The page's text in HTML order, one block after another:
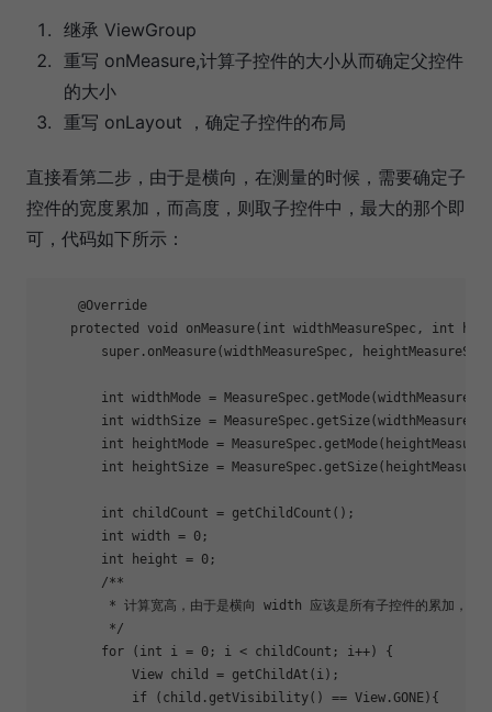
继承 ViewGroup
重写 onMeasure,计算子控件的大小从而确定父控件
的大小
重写 onLayout ，确定子控件的布局
直接看第二步，由于是横向，在测量的时候，需要确定子
控件的宽度累加，而高度，则取子控件中，最大的那个即
可，代码如下所示：
     @Override
protected void onMeasure(int widthMeasureSpec, int
super.onMeasure(widthMeasureSpec,
int widthMode =
int widthSize =
int heightMode =
int heightSize =
        int childCount = getChildCount();
        int width = 0;
        int height = 0;
        /**
* 计算宽高，由于是横向 width 应该是所有子控件的累加，不
         */
for (int i = 0; i < childCount; i++) {
            View child = getChildAt(i);
if (child.getVisibility() == View.GONE){